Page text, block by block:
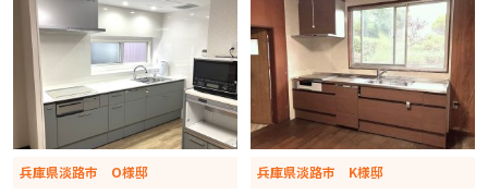
兵庫県淡路市 O様邸 兵庫県淡路市 K様邸